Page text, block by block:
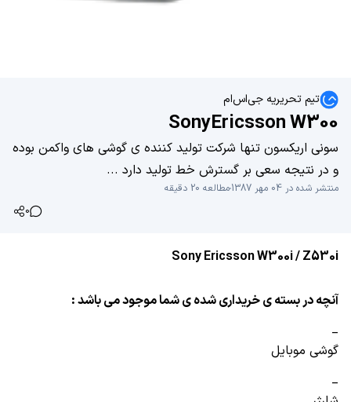
تیم تحریریه جی‌اس‌ام
SonyEricsson W300
سونی اریکسون تنها شرکت تولید کننده ی گوشی های واکمن بوده
و در نتیجه سعی بر گسترش خط تولید دارد ...
منتشر شده در 04 مهر 1387
مطالعه 20 دقیقه
0
Sony Ericsson W300i / Z530i
آنچه در بسته ی خریداری شده ی شما موجود می باشد :
_
گوشی موبایل
_